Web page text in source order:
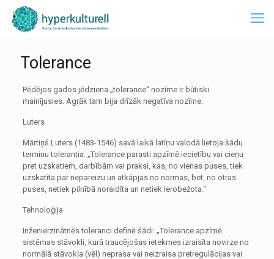
Tolerance
Pēdējos gados jēdziena „tolerance“ nozīme ir būtiski
mainījusies. Agrāk tam bija drīzāk negatīva nozīme.
Luters
Mārtiņš Luters (1483-1546) savā laikā latīņu valodā lietoja šādu
terminu tolerantia: „Tolerance parasti apzīmē iecietību vai cieņu
pret uzskatiem, darbībām vai praksi, kas, no vienas puses, tiek
uzskatīta par nepareizu un atkāpjas no normas, bet, no otras
puses, netiek pilnībā noraidīta un netiek ierobežota.“
Tehnoloģija
Inženierzinātnēs toleranci definē šādi: „Tolerance apzīmē
sistēmas stāvokli, kurā traucējošas ietekmes izraisīta novirze no
normālā stāvokļa (vēl) neprasa vai neizraisa pretregulācijas vai